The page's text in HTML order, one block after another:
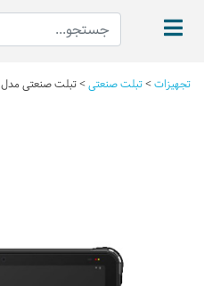
تجهیزات>تبلت صنعتی>تبلت صنعتی مدل UROVO P8100P